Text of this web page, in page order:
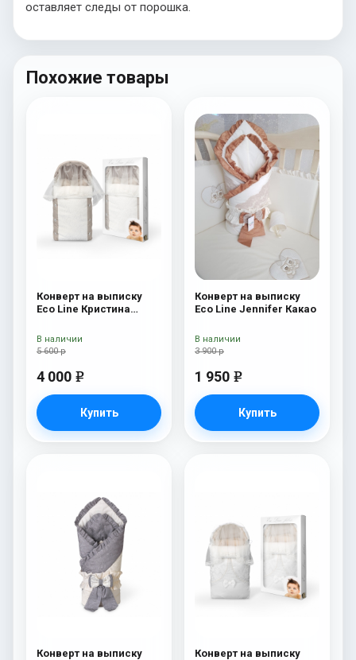
оставляет следы от порошка.
Похожие товары
Конверт на выписку
Eco Line Кристина
5 600 р
4 000 e
Купить
В наличии
Конверт на выписку
Eco Line Jennifer Какао
3 900 р
1 950 e
Купить
В наличии
Конверт на выписку Конверт на выписку